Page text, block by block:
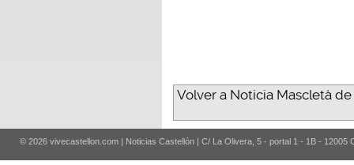
Volver a Noticia Mascletà
© 2026 vivecastellon.com | Noticias Castellón | C/ La Olivera, 5 - portal 1 - 1B - 12005